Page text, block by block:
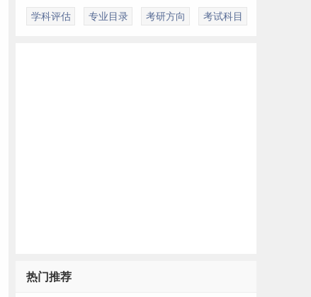
学科评估 专业目录 考研方向 考试科目
热门推荐